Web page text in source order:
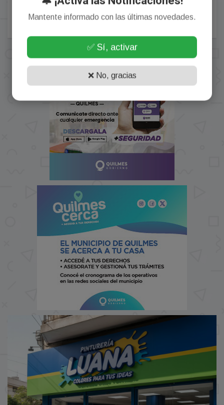
Mantente informado con las últimas novedades.
✅ Sí, activar
❌ No, gracias